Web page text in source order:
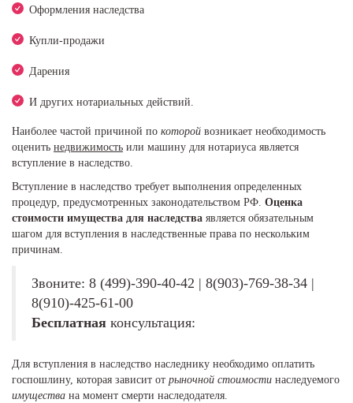
Оформления наследства
Купли-продажи
Дарения
И других нотариальных действий.
Наиболее частой причиной по которой возникает необходимость
оценить недвижимость или машину для нотариуса является
вступление в наследство.
Вступление в наследство требует выполнения определенных
процедур, предусмотренных законодательством РФ. Оценка
стоимости имущества для наследства является обязательным
шагом для вступления в наследственные права по нескольким
причинам.
Звоните: 8 (499)-390-40-42 | 8(903)-769-38-34 |
8(910)-425-61-00
Бесплатная консультация:
Для вступления в наследство наследнику необходимо оплатить
госпошлину, которая зависит от рыночной стоимости наследуемого
имущества на момент смерти наследодателя.